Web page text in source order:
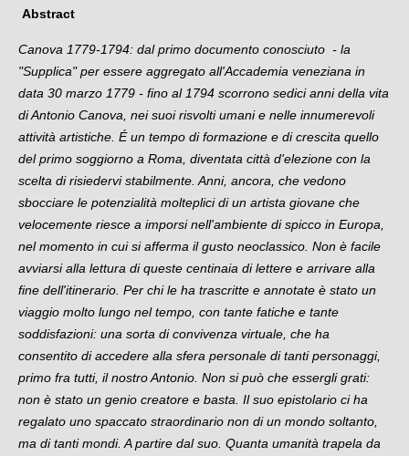
Abstract
Canova 1779-1794: dal primo documento conosciuto - la
"Supplica" per essere aggregato all'Accademia veneziana in
data 30 marzo 1779 - fino al 1794 scorrono sedici anni della vita
di Antonio Canova, nei suoi risvolti umani e nelle innumerevoli
attività artistiche. É un tempo di formazione e di crescita quello
del primo soggiorno a Roma, diventata città d'elezione con la
scelta di risiedervi stabilmente. Anni, ancora, che vedono
sbocciare le potenzialità molteplici di un artista giovane che
velocemente riesce a imporsi nell'ambiente di spicco in Europa,
nel momento in cui si afferma il gusto neoclassico. Non è facile
avviarsi alla lettura di queste centinaia di lettere e arrivare alla
fine dell'itinerario. Per chi le ha trascritte e annotate è stato un
viaggio molto lungo nel tempo, con tante fatiche e tante
soddisfazioni: una sorta di convivenza virtuale, che ha
consentito di accedere alla sfera personale di tanti personaggi,
primo fra tutti, il nostro Antonio. Non si può che essergli grati:
non è stato un genio creatore e basta. Il suo epistolario ci ha
regalato uno spaccato straordinario non di un mondo soltanto,
ma di tanti mondi. A partire dal suo. Quanta umanità trapela da